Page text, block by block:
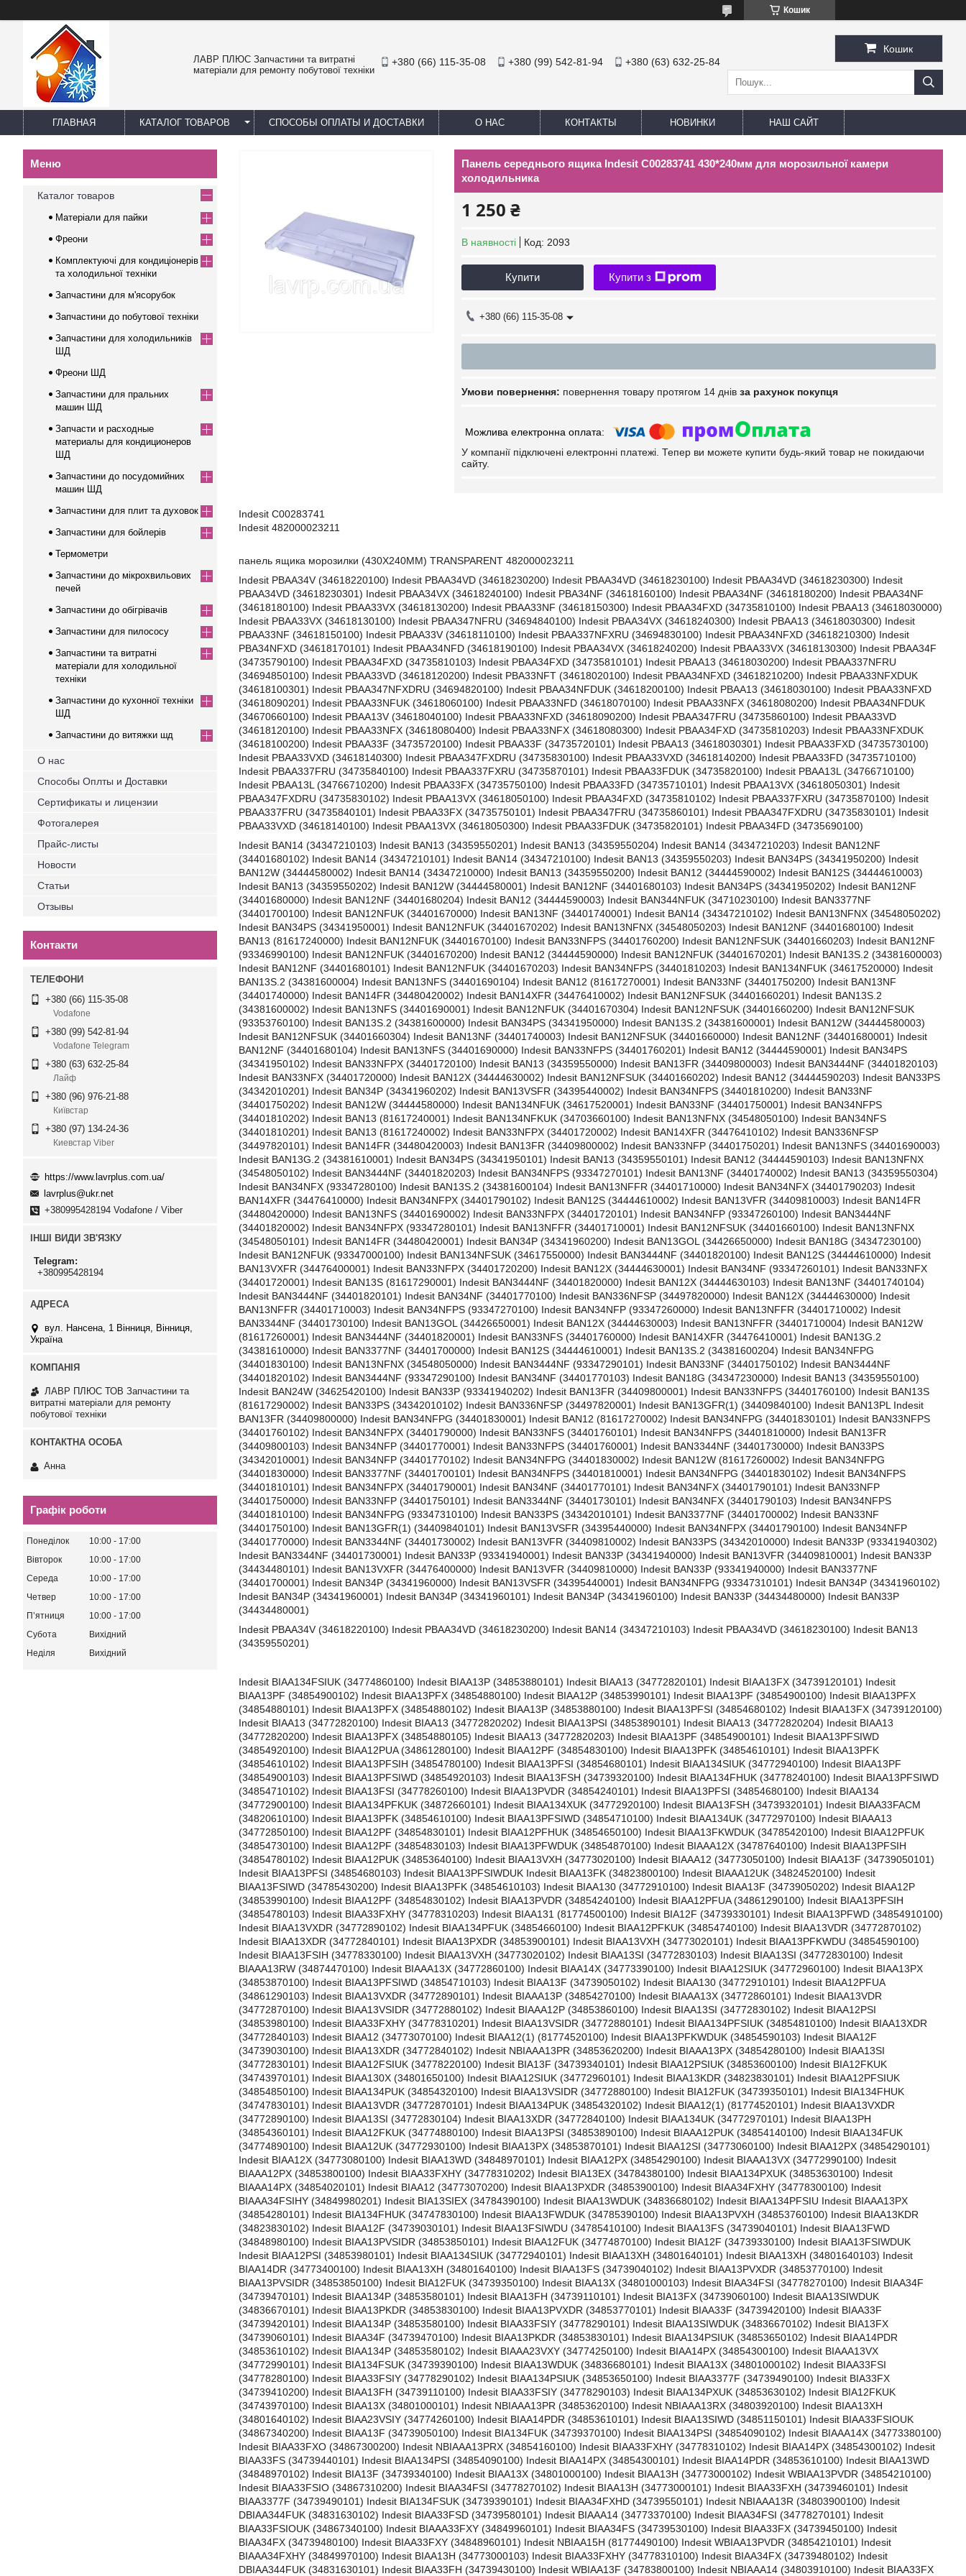
Кошик
ЛАВР ПЛЮС Запчастини та витратні
матеріали для ремонту побутової техніки
+380 (66) 115-35-08 +380 (99) 542-81-94 +380 (63) 632-25-84
Кошик
ГЛАВНАЯ КАТАЛОГ ТОВАРОВ СПОСОБЫ ОПЛАТЫ И ДОСТАВКИ О НАС КОНТАКТЫ НОВИНКИ НАШ САЙТ
Панель середнього ящика Indesit C00283741 430*240мм для морозильної камери
холодильника
1 250 ₴
В наявності Код: 2093
Купити Купити з
+380 (66) 115-35-08
повернення товару протягом 14 днів за рахунок покупця
У компанії підключені електронні платежі. Тепер ви можете купити будь-який товар не покидаючи
сайту.
Indesit C00283741
Indesit 482000023211
панель ящика морозилки (430X240MM) TRANSPARENT 482000023211
Indesit PBAA34V (34618220100) Indesit PBAA34VD (34618230200) Indesit PBAA34VD (34618230100) Indesit PBAA34VD (34618230300) Indesit
PBAA34VD (34618230301) Indesit PBAA34VX (34618240100) Indesit PBA34NF (34618160100) Indesit PBAA34NF (34618180200) Indesit PBAA34NF
(34618180100) Indesit PBAA33VX (34618130200) Indesit PBAA33NF (34618150300) Indesit PBAA34FXD (34735810100) Indesit PBAA13 (34618030000)
Indesit PBAA33VX (34618130100) Indesit PBAA347NFRU (34694840100) Indesit PBAA34VX (34618240300) Indesit PBAA13 (34618030300) Indesit
PBAA33NF (34618150100) Indesit PBAA33V (34618110100) Indesit PBAA337NFXRU (34694830100) Indesit PBAA34NFXD (34618210300) Indesit
PBA34NFXD (34618170101) Indesit PBAA34NFD (34618190100) Indesit PBAA34VX (34618240200) Indesit PBAA33VX (34618130300) Indesit PBAA34F
(34735790100) Indesit PBAA34FXD (34735810103) Indesit PBAA34FXD (34735810101) Indesit PBAA13 (34618030200) Indesit PBAA337NFRU
(34694850100) Indesit PBAA33VD (34618120200) Indesit PBA33NFT (34618020100) Indesit PBAA34NFXD (34618210200) Indesit PBAA33NFXDUK
(34618100301) Indesit PBAA347NFXDRU (34694820100) Indesit PBAA34NFDUK (34618200100) Indesit PBAA13 (34618030100) Indesit PBAA33NFXD
(34618090201) Indesit PBAA33NFUK (34618060100) Indesit PBAA33NFD (34618070100) Indesit PBAA33NFX (34618080200) Indesit PBAA34NFDUK
(34670660100) Indesit PBAA13V (34618040100) Indesit PBAA33NFXD (34618090200) Indesit PBAA347FRU (34735860100) Indesit PBAA33VD
(34618120100) Indesit PBAA33NFX (34618080400) Indesit PBAA33NFX (34618080300) Indesit PBAA34FXD (34735810203) Indesit PBAA33NFXDUK
(34618100200) Indesit PBAA33F (34735720100) Indesit PBAA33F (34735720101) Indesit PBAA13 (34618030301) Indesit PBAA33FXD (34735730100)
Indesit PBAA33VXD (34618140300) Indesit PBAA347FXDRU (34735830100) Indesit PBAA33VXD (34618140200) Indesit PBAA33FD (34735710100)
Indesit PBAA337FRU (34735840100) Indesit PBAA337FXRU (34735870101) Indesit PBAA33FDUK (34735820100) Indesit PBAA13L (34766710100)
Indesit PBAA13L (34766710200) Indesit PBAA33FX (34735750100) Indesit PBAA33FD (34735710101) Indesit PBAA13VX (34618050301) Indesit
PBAA347FXDRU (34735830102) Indesit PBAA13VX (34618050100) Indesit PBAA34FXD (34735810102) Indesit PBAA337FXRU (34735870100) Indesit
PBAA337FRU (34735840101) Indesit PBAA33FX (34735750101) Indesit PBAA347FRU (34735860101) Indesit PBAA347FXDRU (34735830101) Indesit
PBAA33VXD (34618140100) Indesit PBAA13VX (34618050300) Indesit PBAA33FDUK (34735820101) Indesit PBAA34FD (34735690100)
Indesit BAN14 (34347210103) Indesit BAN13 (34359550201) Indesit BAN13 (34359550204) Indesit BAN14 (34347210203) Indesit BAN12NF
(34401680102) Indesit BAN14 (34347210101) Indesit BAN14 (34347210100) Indesit BAN13 (34359550203) Indesit BAN34PS (34341950200) Indesit
BAN12W (34444580002) Indesit BAN14 (34347210000) Indesit BAN13 (34359550200) Indesit BAN12 (34444590002) Indesit BAN12S (34444610003)
Indesit BAN13 (34359550202) Indesit BAN12W (34444580001) Indesit BAN12NF (34401680103) Indesit BAN34PS (34341950202) Indesit BAN12NF
(34401680000) Indesit BAN12NF (34401680204) Indesit BAN12 (34444590003) Indesit BAN344NFUK (34710230100) Indesit BAN3377NF
(34401700100) Indesit BAN12NFUK (34401670000) Indesit BAN13NF (34401740001) Indesit BAN14 (34347210102) Indesit BAN13NFNX (34548050202)
Indesit BAN34PS (34341950001) Indesit BAN12NFUK (34401670202) Indesit BAN13NFNX (34548050203) Indesit BAN12NF (34401680100) Indesit
BAN13 (81617240000) Indesit BAN12NFUK (34401670100) Indesit BAN33NFPS (34401760200) Indesit BAN12NFSUK (34401660203) Indesit BAN12NF
(93346990100) Indesit BAN12NFUK (34401670200) Indesit BAN12 (34444590000) Indesit BAN12NFUK (34401670201) Indesit BAN13S.2 (34381600003)
Indesit BAN12NF (34401680101) Indesit BAN12NFUK (34401670203) Indesit BAN34NFPS (34401810203) Indesit BAN134NFUK (34617520000) Indesit
BAN13S.2 (34381600004) Indesit BAN13NFS (34401690104) Indesit BAN12 (81617270001) Indesit BAN33NF (34401750200) Indesit BAN13NF
(34401740000) Indesit BAN14FR (34480420002) Indesit BAN14XFR (34476410002) Indesit BAN12NFSUK (34401660201) Indesit BAN13S.2
(34381600002) Indesit BAN13NFS (34401690001) Indesit BAN12NFUK (34401670304) Indesit BAN12NFSUK (34401660200) Indesit BAN12NFSUK
(93353760100) Indesit BAN13S.2 (34381600000) Indesit BAN34PS (34341950000) Indesit BAN13S.2 (34381600001) Indesit BAN12W (34444580003)
Indesit BAN12NFSUK (34401660304) Indesit BAN13NF (34401740003) Indesit BAN12NFSUK (34401660000) Indesit BAN12NF (34401680001) Indesit
BAN12NF (34401680104) Indesit BAN13NFS (34401690000) Indesit BAN33NFPS (34401760201) Indesit BAN12 (34444590001) Indesit BAN34PS
(34341950102) Indesit BAN33NFPX (34401720100) Indesit BAN13 (34359550000) Indesit BAN13FR (34409800003) Indesit BAN3444NF (34401820103)
Indesit BAN33NFX (34401720000) Indesit BAN12X (34444630002) Indesit BAN12NFSUK (34401660202) Indesit BAN12 (34444590203) Indesit BAN33PS
(34342010201) Indesit BAN34P (34341960202) Indesit BAN13VSFR (34395440002) Indesit BAN34NFPS (34401810200) Indesit BAN33NF
(34401750202) Indesit BAN12W (34444580000) Indesit BAN134NFUK (34617520001) Indesit BAN33NF (34401750001) Indesit BAN34NFPS
(34401810202) Indesit BAN13 (81617240001) Indesit BAN134NFKUK (34703660100) Indesit BAN13NFNX (34548050100) Indesit BAN34NFS
(34401810201) Indesit BAN13 (81617240002) Indesit BAN33NFPX (34401720002) Indesit BAN14XFR (34476410102) Indesit BAN336NFSP
(34497820101) Indesit BAN14FR (34480420003) Indesit BAN13FR (34409800002) Indesit BAN33NFP (34401750201) Indesit BAN13NFS (34401690003)
Indesit BAN13G.2 (34381610001) Indesit BAN34PS (34341950101) Indesit BAN13 (34359550101) Indesit BAN12 (34444590103) Indesit BAN13NFNX
(34548050102) Indesit BAN3444NF (34401820203) Indesit BAN34NFPS (93347270101) Indesit BAN13NF (34401740002) Indesit BAN13 (34359550304)
Indesit BAN34NFX (93347280100) Indesit BAN13S.2 (34381600104) Indesit BAN13NFFR (34401710000) Indesit BAN34NFX (34401790203) Indesit
BAN14XFR (34476410000) Indesit BAN34NFPX (34401790102) Indesit BAN12S (34444610002) Indesit BAN13VFR (34409810003) Indesit BAN14FR
(34480420000) Indesit BAN13NFS (34401690002) Indesit BAN33NFPX (34401720101) Indesit BAN34NFP (93347260100) Indesit BAN3444NF
(34401820002) Indesit BAN34NFPX (93347280101) Indesit BAN13NFFR (34401710001) Indesit BAN12NFSUK (34401660100) Indesit BAN13NFNX
(34548050101) Indesit BAN14FR (34480420001) Indesit BAN34P (34341960200) Indesit BAN13GOL (34426650000) Indesit BAN18G (34347230100)
Indesit BAN12NFUK (93347000100) Indesit BAN134NFSUK (34617550000) Indesit BAN3444NF (34401820100) Indesit BAN12S (34444610000) Indesit
BAN13VXFR (34476400001) Indesit BAN33NFPX (34401720200) Indesit BAN12X (34444630001) Indesit BAN34NF (93347260101) Indesit BAN33NFX
(34401720001) Indesit BAN13S (81617290001) Indesit BAN3444NF (34401820000) Indesit BAN12X (34444630103) Indesit BAN13NF (34401740104)
Indesit BAN3444NF (34401820101) Indesit BAN34NF (34401770100) Indesit BAN336NFSP (34497820000) Indesit BAN12X (34444630000) Indesit
BAN13NFFR (34401710003) Indesit BAN34NFPS (93347270100) Indesit BAN34NFP (93347260000) Indesit BAN13NFFR (34401710002) Indesit
BAN3344NF (34401730100) Indesit BAN13GOL (34426650001) Indesit BAN12X (34444630003) Indesit BAN13NFFR (34401710004) Indesit BAN12W
(81617260001) Indesit BAN3444NF (34401820001) Indesit BAN33NFS (34401760000) Indesit BAN14XFR (34476410001) Indesit BAN13G.2
(34381610000) Indesit BAN3377NF (34401700000) Indesit BAN12S (34444610001) Indesit BAN13S.2 (34381600204) Indesit BAN34NFPG
(34401830100) Indesit BAN13NFNX (34548050000) Indesit BAN3444NF (93347290101) Indesit BAN33NF (34401750102) Indesit BAN3444NF
(34401820102) Indesit BAN3444NF (93347290100) Indesit BAN34NF (34401770103) Indesit BAN18G (34347230000) Indesit BAN13 (34359550100)
Indesit BAN24W (34625420100) Indesit BAN33P (93341940202) Indesit BAN13FR (34409800001) Indesit BAN33NFPS (34401760100) Indesit BAN13S
(81617290002) Indesit BAN33PS (34342010102) Indesit BAN336NFSP (34497820001) Indesit BAN13GFR(1) (34409840100) Indesit BAN13PL Indesit
BAN13FR (34409800000) Indesit BAN34NFPG (34401830001) Indesit BAN12 (81617270002) Indesit BAN34NFPG (34401830101) Indesit BAN33NFPS
(34401760102) Indesit BAN34NFPX (34401790000) Indesit BAN33NFS (34401760101) Indesit BAN34NFPS (34401810000) Indesit BAN13FR
(34409800103) Indesit BAN34NFP (34401770001) Indesit BAN33NFPS (34401760001) Indesit BAN3344NF (34401730000) Indesit BAN33PS
(34342010001) Indesit BAN34NFP (34401770102) Indesit BAN34NFPG (34401830002) Indesit BAN12W (81617260002) Indesit BAN34NFPG
(34401830000) Indesit BAN3377NF (34401700101) Indesit BAN34NFPS (34401810001) Indesit BAN34NFPG (34401830102) Indesit BAN34NFPS
(34401810101) Indesit BAN34NFPX (34401790001) Indesit BAN34NF (34401770101) Indesit BAN34NFX (34401790101) Indesit BAN33NFP
(34401750000) Indesit BAN33NFP (34401750101) Indesit BAN3344NF (34401730101) Indesit BAN34NFX (34401790103) Indesit BAN34NFPS
(34401810100) Indesit BAN34NFPG (93347310100) Indesit BAN33PS (34342010101) Indesit BAN3377NF (34401700002) Indesit BAN33NF
(34401750100) Indesit BAN13GFR(1) (34409840101) Indesit BAN13VSFR (34395440000) Indesit BAN34NFPX (34401790100) Indesit BAN34NFP
(34401770000) Indesit BAN3344NF (34401730002) Indesit BAN13VFR (34409810002) Indesit BAN33PS (34342010000) Indesit BAN33P (93341940302)
Indesit BAN3344NF (34401730001) Indesit BAN33P (93341940001) Indesit BAN33P (34341940000) Indesit BAN13VFR (34409810001) Indesit BAN33P
(34434480101) Indesit BAN13VXFR (34476400000) Indesit BAN13VFR (34409810000) Indesit BAN33P (93341940000) Indesit BAN3377NF
(34401700001) Indesit BAN34P (34341960000) Indesit BAN13VSFR (34395440001) Indesit BAN34NFPG (93347310101) Indesit BAN34P (34341960102)
Indesit BAN34P (34341960001) Indesit BAN34P (34341960101) Indesit BAN34P (34341960100) Indesit BAN33P (34434480000) Indesit BAN33P
(34434480001)
Indesit PBAA34V (34618220100) Indesit PBAA34VD (34618230200) Indesit BAN14 (34347210103) Indesit PBAA34VD (34618230100) Indesit BAN13
(34359550201)
Indesit BIAA134FSIUK (34774860100) Indesit BIAA13P (34853880101) Indesit BIAA13 (34772820101) Indesit BIAA13FX (34739120101) Indesit BIAA13PF (34854900102) Indesit BIAA13PFX (34854880100) Indesit BIAA12P (34853990101) Indesit BIAA13PF (34854900100) Indesit BIAA13PFX (34854880101) Indesit BIAA13PFX (34854880102) Indesit BIAA13P (34853880100) Indesit BIAA13PFSI (34854680102) Indesit BIAA13FX (34739120100) Indesit BIAA13 (34772820100) Indesit BIAA13 (34772820202) Indesit BIAA13PSI (34853890101) Indesit BIAA13 (34772820204) Indesit BIAA13 (34772820200) Indesit BIAA13PFX (34854880105) Indesit BIAA13 (34772820203) Indesit BIAA13PF (34854900101) Indesit BIAA13PFSIWD (34854920100) Indesit BIAA12PUA (34861280100) Indesit BIAA12PF (34854830100) Indesit BIAA13PFK (34854610101) Indesit BIAA13PFK (34854610102) Indesit BIAA13PFSIH (34854780100) Indesit BIAA13PFSI (34854680101) Indesit BIAA134SIUK (34772940100) Indesit BIAA13PF (34854900103) Indesit BIAA13PFSIWD (34854920103) Indesit BIAA13FSH (34739320100) Indesit BIAA134FHUK (34778240100) Indesit BIAA13PFSIWD (34854710102) Indesit BIAA13FSI (34778260100) Indesit BIAA13PVDR (34854240101) Indesit BIAA13PFSI (34854680100) Indesit BIAA134 (34772900100) Indesit BIAA134PFKUK (34872660101) Indesit BIAA134XUK (34772920100) Indesit BIAA13FSH (34739320101) Indesit BIAA33FACM (34820610100) Indesit BIAA13PFK (34854610100) Indesit BIAA13PFSIWD (34854710100) Indesit BIAA134UK (34772970100) Indesit BIAAA13 (34772850100) Indesit BIAA12PF (34854830101) Indesit BIAA12PFHUK (34854650100) Indesit BIAA13FKWDUK (34785420100) Indesit BIAA12PFUK (34854730100) Indesit BIAA12PF (34854830103) Indesit BIAA13PFWDUK (34854870100) Indesit BIAAA12X (34787640100) Indesit BIAA13PFSIH (34854780102) Indesit BIAA12PUK (34853640100) Indesit BIAA13VXH (34773020100) Indesit BIAAA12 (34773050100) Indesit BIAA13F (34739050101) Indesit BIAA13PFSI (34854680103) Indesit BIAA13PFSIWDUK Indesit BIAA13FK (34823800100) Indesit BIAAA12UK (34824520100) Indesit BIAA13FSIWD (34785430200) Indesit BIAA13PFK (34854610103) Indesit BIAA130 (34772910100) Indesit BIAA13F (34739050202) Indesit BIAA12P (34853990100) Indesit BIAA12PF (34854830102) Indesit BIAA13PVDR (34854240100) Indesit BIAA12PFUA (34861290100) Indesit BIAA13PFSIH (34854780103) Indesit BIAA33FXHY (34778310203) Indesit BIAA131 (81774500100) Indesit BIA12F (34739330101) Indesit BIAA13PFWD (34854910100) Indesit BIAA13VXDR (34772890102) Indesit BIAA134PFUK (34854660100) Indesit BIAA12PFKUK (34854740100) Indesit BIAA13VDR (34772870102) Indesit BIAA13XDR (34772840101) Indesit BIAA13PXDR (34853900101) Indesit BIAA13VXH (34773020101) Indesit BIAA13PFKWDU (34854590100) Indesit BIAA13FSIH (34778330100) Indesit BIAA13VXH (34773020102) Indesit BIAA13SI (34772830103) Indesit BIAA13SI (34772830100) Indesit BIAAA13RW (34874470100) Indesit BIAAA13X (34772860100) Indesit BIAA14X (34773390100) Indesit BIAA12SIUK (34772960100) Indesit BIAA13PX (34853870100) Indesit BIAA13PFSIWD (34854710103) Indesit BIAA13F (34739050102) Indesit BIAA130 (34772910101) Indesit BIAA12PFUA (34861290103) Indesit BIAA13VXDR (34772890101) Indesit BIAAA13P (34854270100) Indesit BIAAA13X (34772860101) Indesit BIAA13VDR (34772870100) Indesit BIAA13VSIDR (34772880102) Indesit BIAAA12P (34853860100) Indesit BIAA13SI (34772830102) Indesit BIAA12PSI (34853980100) Indesit BIAA33FXHY (34778310201) Indesit BIAA13VSIDR (34772880101) Indesit BIAA134PFSIUK (34854810100) Indesit BIAA13XDR (34772840103) Indesit BIAA12 (34773070100) Indesit BIAA12(1) (81774520100) Indesit BIAA13PFKWDUK (34854590103) Indesit BIAA12F (34739030100) Indesit BIAA13XDR (34772840102) Indesit NBIAAA13PR (34853620200) Indesit BIAAA13PX (34854280100) Indesit BIAA13SI (34772830101) Indesit BIAA12FSIUK (34778220100) Indesit BIA13F (34739340101) Indesit BIAA12PSIUK (34853600100) Indesit BIA12FKUK (34743970101) Indesit BIAA130X (34801650100) Indesit BIAA12SIUK (34772960101) Indesit BIAA13KDR (34823830101) Indesit BIAA12PFSIUK (34854850100) Indesit BIAA134PUK (34854320100) Indesit BIAA13VSIDR (34772880100) Indesit BIA12FUK (34739350101) Indesit BIA134FHUK (34747830101) Indesit BIAA13VDR (34772870101) Indesit BIAA134PUK (34854320102) Indesit BIAA12(1) (81774520101) Indesit BIAA13VXDR (34772890100) Indesit BIAA13SI (34772830104) Indesit BIAA13XDR (34772840100) Indesit BIAA134UK (34772970101) Indesit BIAA13PH (34854360101) Indesit BIAA12FKUK (34774880100) Indesit BIAA13PSI (34853890100) Indesit BIAAA12PUK (34854140100) Indesit BIAA134FUK (34774890100) Indesit BIAA12UK (34772930100) Indesit BIAA13PX (34853870101) Indesit BIAA12SI (34773060100) Indesit BIAA12PX (34854290101) Indesit BIAA12X (34773080100) Indesit BIAA13WD (34848970101) Indesit BIAA12PX (34854290100) Indesit BIAAA13VX (34772990100) Indesit BIAAA12PX (34853800100) Indesit BIAA33FXHY (34778310202) Indesit BIA13EX (34784380100) Indesit BIAA134PXUK (34853630100) Indesit BIAAA14PX (34854020101) Indesit BIAA12 (34773070200) Indesit BIAA13PXDR (34853900100) Indesit BIAA34FXHY (34778300100) Indesit BIAAA34FSIHY (34849980201) Indesit BIA13SIEX (34784390100) Indesit BIAA13WDUK (34836680102) Indesit BIAA134PFSIU Indesit BIAAA13PX (34854280101) Indesit BIA134FHUK (34747830100) Indesit BIAA13FWDUK (34785390100) Indesit BIAA13PVXH (34853760100) Indesit BIAA13KDR (34823830102) Indesit BIAA12F (34739030101) Indesit BIAA13FSIWDU (34785410100) Indesit BIAA13FS (34739040101) Indesit BIAA13FWD (34848980100) Indesit BIAA13PVSIDR (34853850101) Indesit BIAA12FUK (34774870100) Indesit BIA12F (34739330100) Indesit BIAA13FSIWDUK Indesit BIAA12PSI (34853980101) Indesit BIAA134SIUK (34772940101) Indesit BIAA13XH (34801640101) Indesit BIAA13XH (34801640103) Indesit BIAA14DR (34773400100) Indesit BIAA13XH (34801640100) Indesit BIAA13FS (34739040102) Indesit BIAA13PVXDR (34853770100) Indesit BIAA13PVSIDR (34853850100) Indesit BIA12FUK (34739350100) Indesit BIAA13X (34801000103) Indesit BIAA34FSI (34778270100) Indesit BIAA34F (34739470101) Indesit BIAA134P (34853580101) Indesit BIAA13FH (34739110101) Indesit BIA13FX (34739060100) Indesit BIAA13SIWDUK (34836670101) Indesit BIAA13PKDR (34853830100) Indesit BIAA13PVXDR (34853770101) Indesit BIAA33F (34739420100) Indesit BIAA33F (34739420101) Indesit BIAA134P (34853580100) Indesit BIAA33FSIY (34778290101) Indesit BIAA13SIWDUK (34836670102) Indesit BIA13FX (34739060101) Indesit BIAA34F (34739470100) Indesit BIAA13PKDR (34853830101) Indesit BIAA134PSIUK (34853650102) Indesit BIAA14PDR (34853610102) Indesit BIAA134P (34853580102) Indesit BIAAA23VXY (34774250100) Indesit BIAA14PX (34854300100) Indesit BIAAA13VX (34772990101) Indesit BIA134FSUK (34739390100) Indesit BIAA13WDUK (34836680101) Indesit BIAA13X (34801000102) Indesit BIAA33FSI (34778280100) Indesit BIAA33FSIY (34778290102) Indesit BIAA134PSIUK (34853650100) Indesit BIAA3377F (34739490100) Indesit BIA33FX (34739410200) Indesit BIAA13FH (34739110100) Indesit BIAA33FSIY (34778290103) Indesit BIAA134PXUK (34853630102) Indesit BIA12FKUK (34743970100) Indesit BIAA13X (34801000101) Indesit NBIAAA13PR (34853620100) Indesit NBIAAA13RX (34803920100) Indesit BIAA13XH (34801640102) Indesit BIAA23VSIY (34774260100) Indesit BIAA14PDR (34853610101) Indesit BIAA13SIWD (34851150101) Indesit BIAA33FSIOUK (34867340200) Indesit BIAA13F (34739050100) Indesit BIA134FUK (34739370100) Indesit BIAA134PSI (34854090102) Indesit BIAAA14X (34773380100) Indesit BIAA33FXO (34867300200) Indesit NBIAAA13PRX (34854160100) Indesit BIAA33FXHY (34778310102) Indesit BIAA14PX (34854300102) Indesit BIAA33FS (34739440101) Indesit BIAA134PSI (34854090100) Indesit BIAA14PX (34854300101) Indesit BIAA14PDR (34853610100) Indesit BIAA13WD (34848970102) Indesit BIA13F (34739340100) Indesit BIAA13X (34801000100) Indesit BIAA13H (34773000102) Indesit WBIAA13PVDR (34854210100) Indesit BIAA33FSIO (34867310200) Indesit BIAA34FSI (34778270102) Indesit BIAA13H (34773000101) Indesit BIAA33FXH (34739460101) Indesit BIAA3377F (34739490101) Indesit BIA134FSUK (34739390101) Indesit BIAA34FXHD (34739550101) Indesit NBIAAA13R (34803900100) Indesit DBIAA344FUK (34831630102) Indesit BIAA33FSD (34739580101) Indesit BIAAA14 (34773370100) Indesit BIAA34FSI (34778270101) Indesit BIAA33FSIOUK (34867340100) Indesit BIAAA33FXY (34849960101) Indesit BIAA34FS (34739530100) Indesit BIAA33FX (34739450100) Indesit BIAA34FX (34739480100) Indesit BIAA33FXY (34848960101) Indesit NBIAA15H (81774490100) Indesit WBIAA13PVDR (34854210101) Indesit BIAAA34FXHY (34849970100) Indesit BIAA13H (34773000103) Indesit BIAA33FXHY (34778310100) Indesit BIAA34FX (34739480102) Indesit DBIAA344FUK (34831630101) Indesit BIAA33FH (34739430100) Indesit WBIAA13F (34783800100) Indesit NBIAAA14 (34803910100) Indesit BIAA33FX (34739450101) Indesit BIAA33FSD (34739580100) Indesit BIAA34FX (34739480101) Indesit BIAA33FXHY (34778310101) Indesit BIAA33FXO (34867300100) Indesit BIAA33FSIO (34867310100) Indesit NBIAAA14X (34824500100) Indesit BIAAA33FXY (34849960100) Indesit DBIAA344FUK (34831630103) Indesit BIAA14DR (34773400101) Indesit DBIAA344FUK (34831630100) Indesit BIAA33FXH (34739460100) Indesit WBIAA13VDR (34783790100) Indesit WBIAA13VDR (34783790102) Indesit BIAA34FXHD (34739550100) Indesit BIAA33FS (34739440100) Indesit BIAA13H (34773000104) Indesit BIAA34FXHY (34778300101) Indesit NBIAAA13PRX (34854160200) Indesit WBIAA13VDR (34783790101) Indesit DBIAA344FUK (34831630104) Indesit NBIAAA14 (34803910101) Indesit NBIAAA14P (34853590100) Indesit BIAA33FH (34739430101) Indesit BIAA34FS (34739530101) Indesit BIAAA33FXHY (34849990100) Indesit BIAA34FX (34739480103) Indesit BIAA33FXHD (34739570100) Indesit BIAA33FXY (34848960100) Indesit BIAA34FXHY (34778300103) Indesit BIAAA34FSIHY (34849980101) Indesit NBIAAA14PX (34854310101) Indesit NBIAA15H (81774490101) Indesit BIAA33FSIO (34867310101) Indesit BIAAA34FSIHY (34849980100) Indesit BIAA33FXY (34848960102) Indesit NBIAAA14P (34853590201) Indesit BIAA34FXHY (34778300102) Indesit BIAA33FSIOUK (34867340101) Indesit BIAAA33FXHY (34849990101) Indesit DBIAA344FUK (34831630105) Indesi
Каталог товаров
Матеріали для пайки
Фреони
Комплектуючі для кондиціонерів
та холодильної техніки
Запчастини для м'ясорубок
Запчастини до побутової техніки
Запчастини для холодильників
ШД
Фреони ШД
Запчастини для пральних
машин ШД
Запчасти и расходные
материалы для кондиционеров
ШД
Запчастини до посудомийних
машин ШД
Запчастини для плит та духовок
Запчастини для бойлерів
Термометри
Запчастини до мікрохвильових
печей
Запчастини до обігрівачів
Запчастини для пилососу
Запчастини та витратні
матеріали для холодильної
техніки
Запчастини до кухонної техніки
ШД
Запчастини до витяжки шд
О нас
Способы Оплты и Доставки
Сертификаты и лицензии
Фотогалерея
Прайс-листы
Новости
Статьи
Отзывы
Контакти
+380 (66) 115-35-08
Vodafone
+380 (99) 542-81-94
Vodafone Telegram
+380 (63) 632-25-84
Лайф
+380 (96) 976-21-88
Київстар
+380 (97) 134-24-36
Киевстар Viber
https://www.lavrplus.com.ua/
lavrplus@ukr.net
+380995428194 Vodafone / Viber
ІНШІ ВИДИ ЗВ'ЯЗКУ
Telegram
+380995428194
вул. Нансена, 1 Вінниця, Вінниця,
Україна
ЛАВР ПЛЮС ТОВ Запчастини та
витратні матеріали для ремонту
побутової техніки
Анна
Графік роботи
Понеділок 10:00
17:00
Вівторок
10:00
17:00
Середа
10:00
17:00
Четвер
10:00
17:00
Пʼятниця
10:00
17:00
Субота
Вихідний
Неділя
Вихідний